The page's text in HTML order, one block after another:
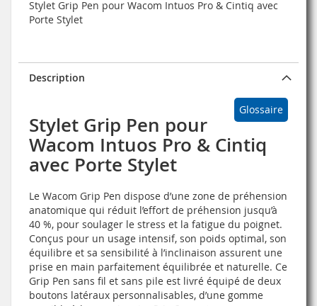
Stylet Grip Pen pour Wacom Intuos Pro & Cintiq avec
Porte Stylet
Description
Glossaire
Stylet Grip Pen pour
Wacom Intuos Pro & Cintiq
avec Porte Stylet
Le Wacom Grip Pen dispose d’une zone de préhension
anatomique qui réduit l’effort de préhension jusqu’à
40 %, pour soulager le stress et la fatigue du poignet.
Conçus pour un usage intensif, son poids optimal, son
équilibre et sa sensibilité à l’inclinaison assurent une
prise en main parfaitement équilibrée et naturelle. Ce
Grip Pen sans fil et sans pile est livré équipé de deux
boutons latéraux personnalisables, d’une gomme